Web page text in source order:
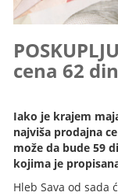
cena 62
Iako je krajem
najviša prodajna
može da bude 59
kojima je
Hleb Sava od sada